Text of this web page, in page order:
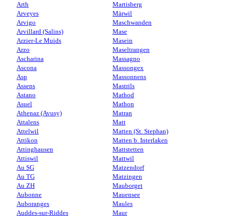
Arth
Arveyes
Arvigo
Arvillard (Salins)
Arzier-Le Muids
Arzo
Ascharina
Ascona
Asp
Assens
Astano
Asuel
Athenaz (Avusy)
Attalens
Attelwil
Attikon
Attinghausen
Attiswil
Au SG
Au TG
Au ZH
Aubonne
Auboranges
Auddes-sur-Riddes
Martisberg
Märwil
Maschwanden
Mase
Masein
Maseltrangen
Massagno
Massongex
Massonnens
Mastrils
Mathod
Mathon
Matran
Matt
Matten (St. Stephan)
Matten b. Interlaken
Mattstetten
Mattwil
Matzendorf
Matzingen
Mauborget
Mauensee
Maules
Maur